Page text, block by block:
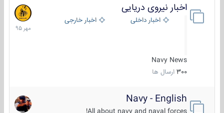
اخبار نیروی دریایی
اخبار داخلی اخبار خارجی
Navy News
300 ارسال ها
27
مهر
1395
Navy - English
22
آبان